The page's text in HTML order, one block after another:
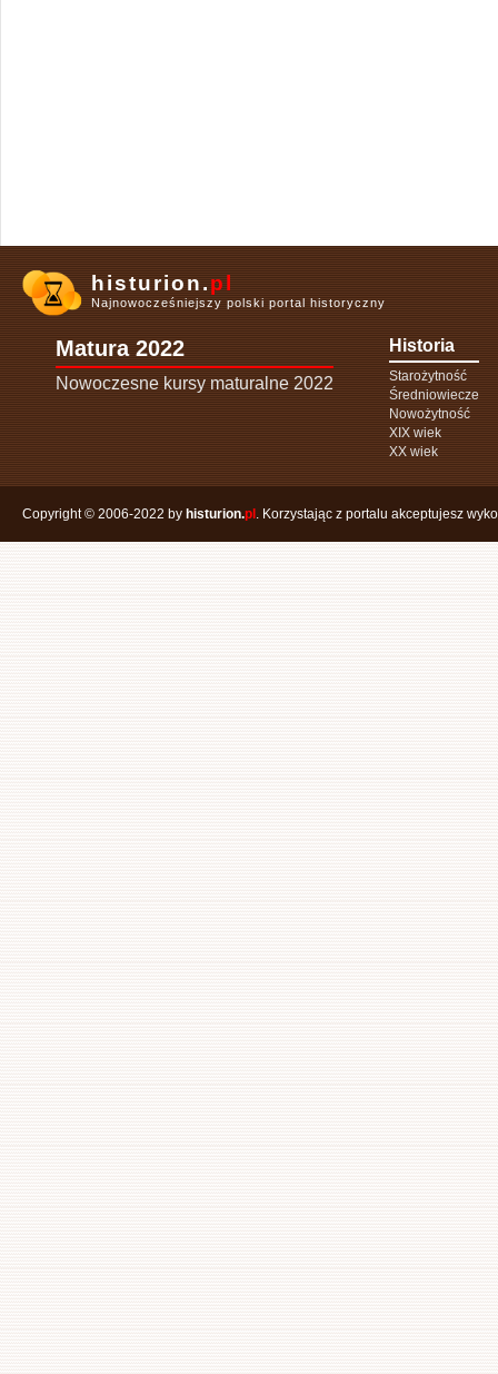
histurion.pl
Najnowocześniejszy polski portal historyczny
Matura 2022
Nowoczesne kursy maturalne 2022
Historia
Starożytność
Średniowiecze
Nowożytność
XIX wiek
XX wiek
Copyright © 2006-2022 by histurion.pl . Korzystając z portalu akceptujesz